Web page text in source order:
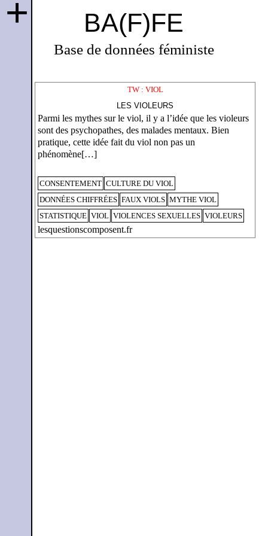
BA(F)FE
Base de données féministe
+
TW : VIOL
LES VIOLEURS
Parmi les mythes sur le viol, il y a l’idée que les violeurs
sont des psychopathes, des malades mentaux. Bien
pratique, cette idée fait du viol non pas un
phénomène[…]
CONSENTEMENT CULTURE DU VIOL
DONNÉES CHIFFRÉES FAUX VIOLS MYTHE VIOL
STATISTIQUE VIOL VIOLENCES SEXUELLES VIOLEURS
lesquestionscomposent.fr